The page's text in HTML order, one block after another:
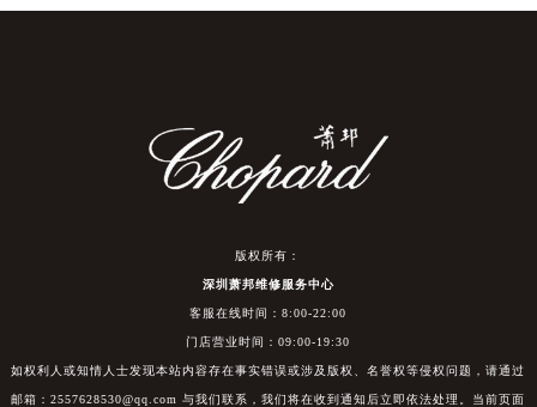
版权所有：
深圳萧邦维修服务中心
客服在线时间：8:00-22:00
门店营业时间：09:00-19:30
如权利人或知情人士发现本站内容存在事实错误或涉及版权、名誉权等侵权问题，请通过
邮箱：2557628530@qq.com 与我们联系，我们将在收到通知后立即依法处理。当前页面